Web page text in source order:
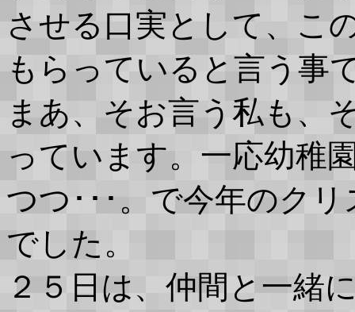
させる口実として、こ
もらっていると言う事
まあ、そお言う私も、
っています。一応幼稚
つつ･･･。で今年のク
でした。
２５日は、仲間と一緒